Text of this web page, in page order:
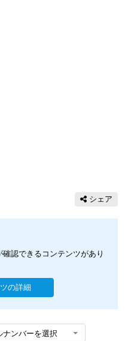
シェア
認できるコンテンツがあり
の詳細
ナンバーを選択